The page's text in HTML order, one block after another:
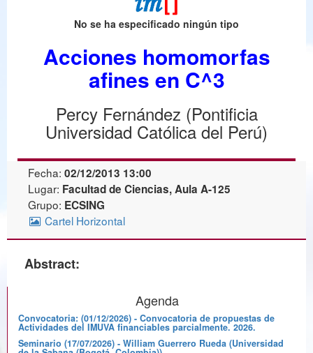
No se ha especificado ningún tipo
Acciones homomorfas
afines en C^3
Percy Fernández (Pontificia
Universidad Católica del Perú)
Fecha: 02/12/2013 13:00
Lugar: Facultad de Ciencias, Aula A-125
Grupo: ECSING
Cartel Horizontal
Abstract:
Agenda
Convocatoria: (01/12/2026) - Convocatoria de propuestas de
Actividades del IMUVA financiables parcialmente. 2026.
Seminario (17/07/2026) - William Guerrero Rueda (Universidad